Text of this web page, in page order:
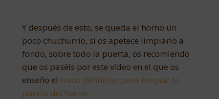
Y después de esto, se queda el horno un
poco chuchurrío, si os apetece limpiarlo a
fondo, sobre todo la puerta, os recomiendo
que os paséis por este vídeo en el que os
enseño el truco definitivo para limpiar la
puerta del horno.